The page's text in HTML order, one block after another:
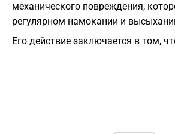
механического повреждения,
регулярном намокании и
Его действие заключается в том,